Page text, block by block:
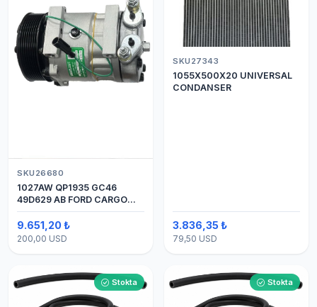
SKU26680
1027AW QP1935 GC46
49D629 AB FORD CARGO
24V 8PK ÜSTTEN ÇIKIŞ
4142 (SANDEN) KLİMA
KOMPRESÖRÜ 7H15
9.651,20 ₺
200,00 USD
SKU27343
1055X500X20 UNIVERSAL
CONDANSER
3.836,35 ₺
79,50 USD
Stokta Stokta